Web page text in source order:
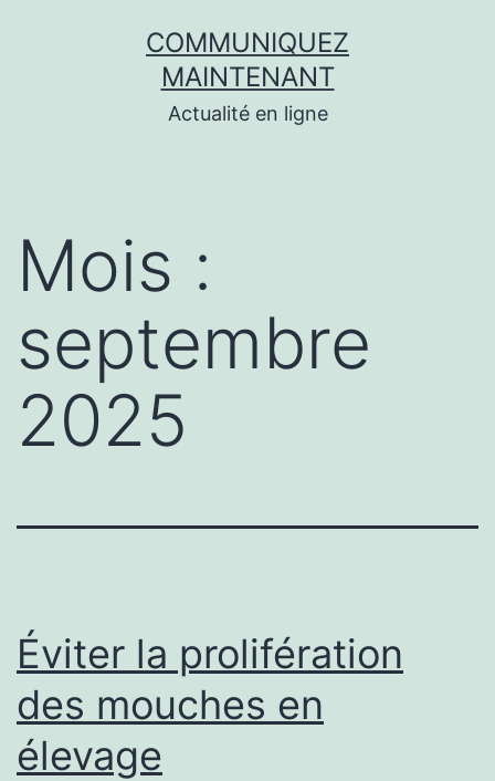
COMMUNIQUEZ
MAINTENANT
Actualité en ligne
Mois :
septembre
2025
Éviter la prolifération
des mouches en
élevage